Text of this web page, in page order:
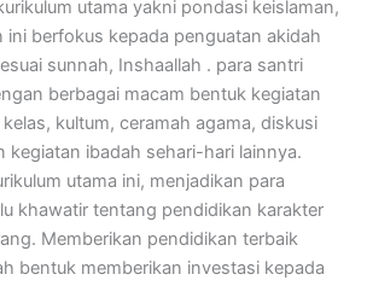
utama yakni pondasi keislaman,
ini berfokus kepada penguatan akidah
sunnah, Inshaallah . para santri
berbagai macam bentuk kegiatan
kultum, ceramah agama, diskusi
kegiatan ibadah sehari-hari lainnya.
utama ini, menjadikan para
khawatir tentang pendidikan karakter
Memberikan pendidikan terbaik
bentuk memberikan investasi kepada